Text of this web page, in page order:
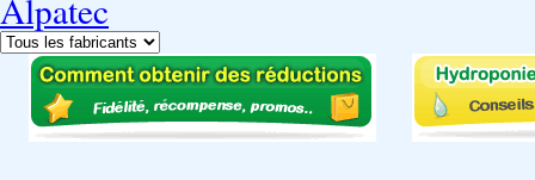
Alpatec